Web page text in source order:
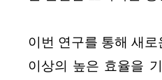
이번 연구를 통해 새
이상의 높은 효율을